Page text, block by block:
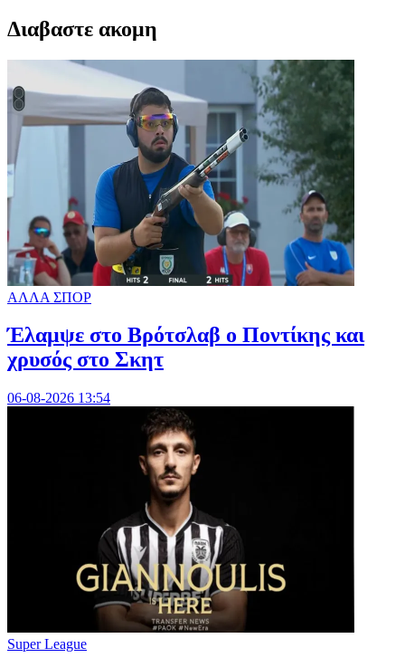
Διαβαστε ακομη
ΑΛΛΑ ΣΠΟΡ
Έλαμψε στο Βρότσλαβ ο Ποντίκης και
χρυσός στο Σκητ
06-08-2026 13:54
Super League